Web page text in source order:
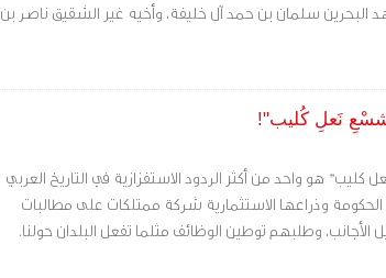
سلمان بن حمد آل خليفة، وأخيه غير الشقيق ناصر بن
نَعلِ كُليب"!
هو واحد من أكثر الردود الاستفزازية في التاريخ العربي
وذراعها الاستثمارية شركة ممتلكات على مطالبات
وطلبهم توطين الوظائف مثلما تفعل البلدان حولنا.